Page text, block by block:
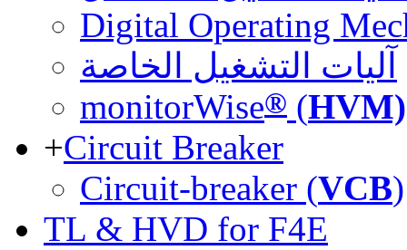
Digital Operating
آليات التشغيل الخاصة
monitorWise® (HVM)
+Circuit Breaker
Circuit-breaker (VCB)
TL & HVD for F4E